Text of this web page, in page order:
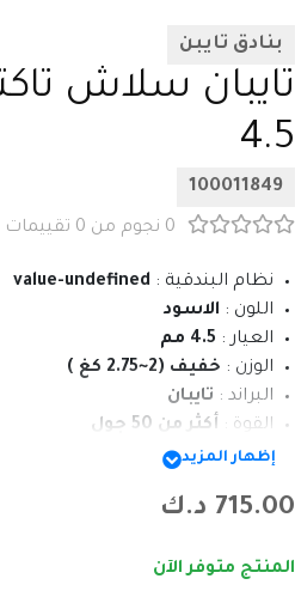
بنادق تايبن
4.5
100011849
0 نجوم من 0 تقييمات
نظام البندقية : value-undefined
اللون : الاسود
العيار : 4.5 مم
الوزن : خفيف (2~2.75 كغ )
البراند : تايبان
القوة : أكثر من 50 جول
وزن المنتج :2,800 gram إظهار المزيد
715.00 د.ك
المنتج متوفر الآن